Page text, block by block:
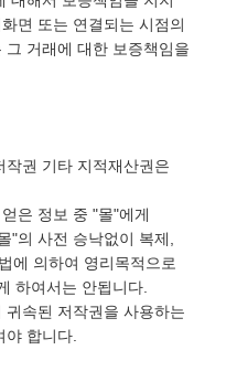
면 또는 연결되는 시점의
거래에 대한 보증책임을
권 기타 지적재산권은
은 정보 중 "몰"에게
"의 사전 승낙없이 복제,
에 의하여 영리목적으로
하여서는 안됩니다.
속된 저작권을 사용하는
야 합니다.